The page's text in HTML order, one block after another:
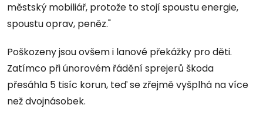
městský mobiliář, protože to stojí spoustu energie,
spoustu oprav, peněz."
Poškozeny jsou ovšem i lanové překážky pro děti.
Zatímco při únorovém řádění sprejerů škoda
přesáhla 5 tisíc korun, teď se zřejmě vyšplhá na více
než dvojnásobek.